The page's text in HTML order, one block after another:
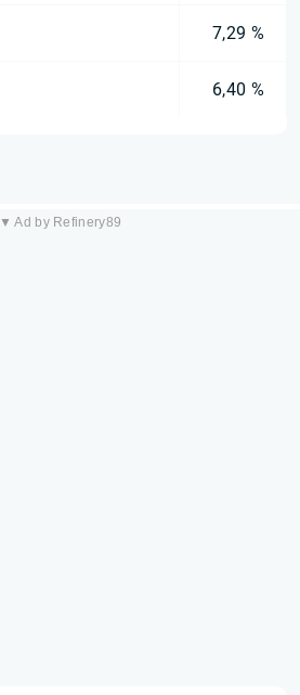
7,29 %
6,40 %
▼ Ad by Refinery89